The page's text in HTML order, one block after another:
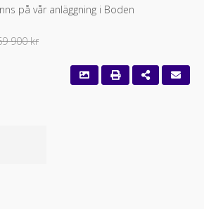
på vår anläggning i Boden
900 kr